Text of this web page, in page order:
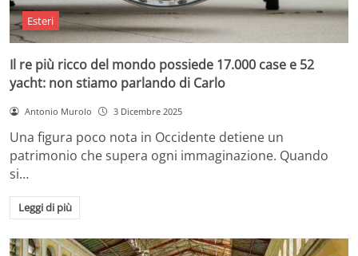
Esteri
Il re più ricco del mondo possiede 17.000 case e 52
yacht: non stiamo parlando di Carlo
Antonio Murolo 3 Dicembre 2025
Una figura poco nota in Occidente detiene un
patrimonio che supera ogni immaginazione. Quando
si…
Leggi di più